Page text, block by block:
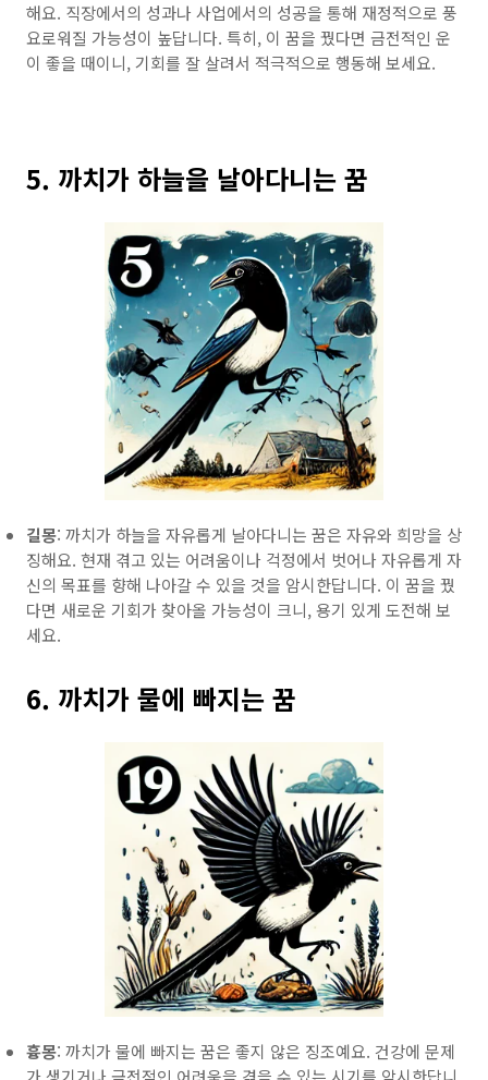
해요. 직장에서의 성과나 사업에서의 성공을 통해 재정적으로 풍
요로워질 가능성이 높답니다. 특히, 이 꿈을 꿨다면 금전적인 운
이 좋을 때이니, 기회를 잘 살려서 적극적으로 행동해 보세요.
5. 까치가 하늘을 날아다니는 꿈
길몽: 까치가 하늘을 자유롭게 날아다니는 꿈은 자유와 희망을 상
징해요. 현재 겪고 있는 어려움이나 걱정에서 벗어나 자유롭게 자
신의 목표를 향해 나아갈 수 있을 것을 암시한답니다. 이 꿈을 꿨
다면 새로운 기회가 찾아올 가능성이 크니, 용기 있게 도전해 보
세요.
6. 까치가 물에 빠지는 꿈
흉몽: 까치가 물에 빠지는 꿈은 좋지 않은 징조예요. 건강에 문제